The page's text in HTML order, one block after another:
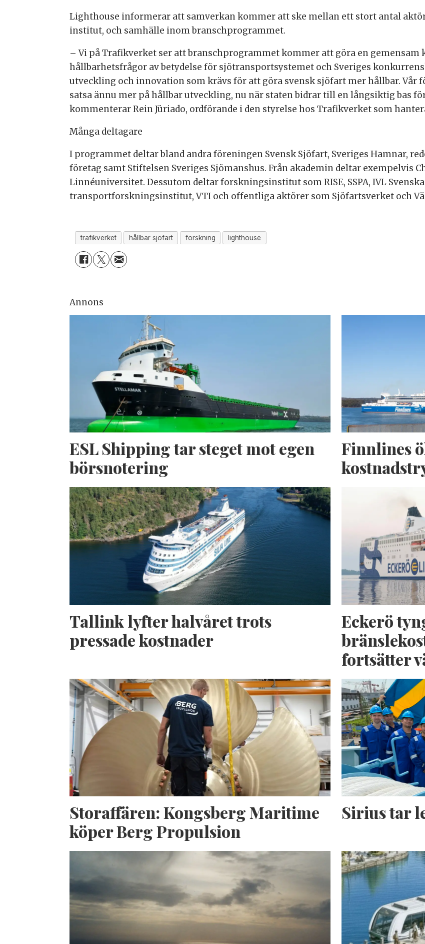
Lighthouse informerar att samverkan kommer att ske mellan ett stort antal
institut, och samhälle inom branschprogrammet.
– Vi på Trafikverket ser att branschprogrammet kommer att göra en
hållbarhetsfrågor av betydelse för sjötransportsystemet och Sveriges
utveckling och innovation som krävs för att göra svensk sjöfart mer hållbar.
satsa ännu mer på hållbar utveckling, nu när staten bidrar till en långsiktig bas
kommenterar Rein Jüriado, ordförande i den styrelse hos Trafikverket som
Många deltagare
I programmet deltar bland andra föreningen Svensk Sjöfart, Sveriges Hamnar,
företag samt Stiftelsen Sveriges Sjömanshus. Från akademin deltar exempelvis
Linnéuniversitet. Dessutom deltar forskningsinstitut som RISE, SSPA, IVL
transportforskningsinstitut, VTI och offentliga aktörer som Sjöfartsverket och
trafikverket hållbar sjöfart forskning lighthouse
Annons
ESL Shipping tar steget mot egen
börsnotering
Finnlines
Tallink lyfter halvåret trots
pressade kostnader
Eckerö
fortsätter
Storaffären: Kongsberg Maritime
köper Berg Propulsion
Sirius tar